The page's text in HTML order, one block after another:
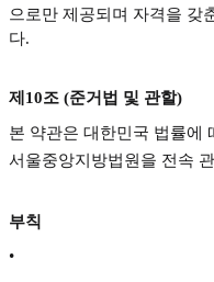
으로만 제공되며 자격을 갖
다.
제10조 (준거법 및 관할)
본 약관은 대한민국 법률에
서울중앙지방법원을 전속
부칙
•